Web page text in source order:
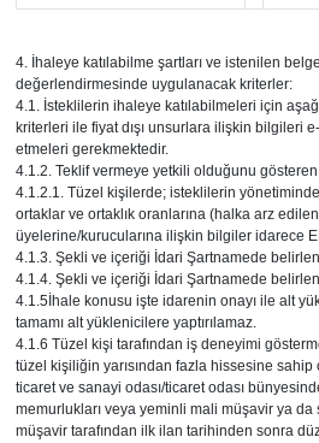
4. İhaleye katılabilme şartları ve istenilen
değerlendirmesinde uygulanacak kriterler:
4.1. İsteklilerin ihaleye katılabilmeleri için
kriterleri ile fiyat dışı unsurlara ilişkin bilgileri
etmeleri gerekmektedir.
4.1.2. Teklif vermeye yetkili olduğunu
4.1.2.1. Tüzel kişilerde; isteklilerin
ortaklar ve ortaklık oranlarına (halka arz
üyelerine/kurucularına ilişkin bilgiler idarece
4.1.3. Şekli ve içeriği İdari Şartnamede
4.1.4. Şekli ve içeriği İdari Şartnamede
4.1.5İhale konusu işte idarenin onayı ile alt
tamamı alt yüklenicilere yaptırılamaz.
4.1.6 Tüzel kişi tarafından iş deneyimi
tüzel kişiliğin yarısından fazla hissesine sahip
ticaret ve sanayi odası/ticaret odası
memurlukları veya yeminli mali müşavir ya
müşavir tarafından ilk ilan tarihinden sonra